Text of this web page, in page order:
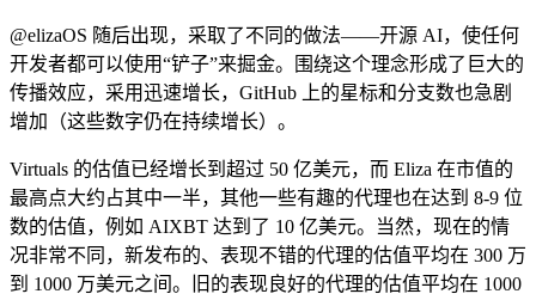
@elizaOS 随后出现，采取了不同的做法——开源 AI，使任何
开发者都可以使用“铲子”来掘金。围绕这个理念形成了巨大的
传播效应，采用迅速增长，GitHub 上的星标和分支数也急剧
增加（这些数字仍在持续增长）。
Virtuals 的估值已经增长到超过 50 亿美元，而 Eliza 在市值的
最高点大约占其中一半，其他一些有趣的代理也在达到 8-9 位
数的估值，例如 AIXBT 达到了 10 亿美元。当然，现在的情
况非常不同，新发布的、表现不错的代理的估值平均在 300 万
到 1000 万美元之间。旧的表现良好的代理的估值平均在 1000